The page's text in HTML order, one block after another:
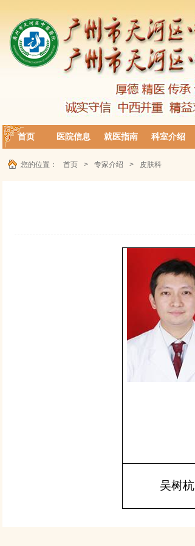
首页 医院信息 就医指南 科室介绍
您的位置： 首页 > 专家介绍 > 皮肤科
吴树杭